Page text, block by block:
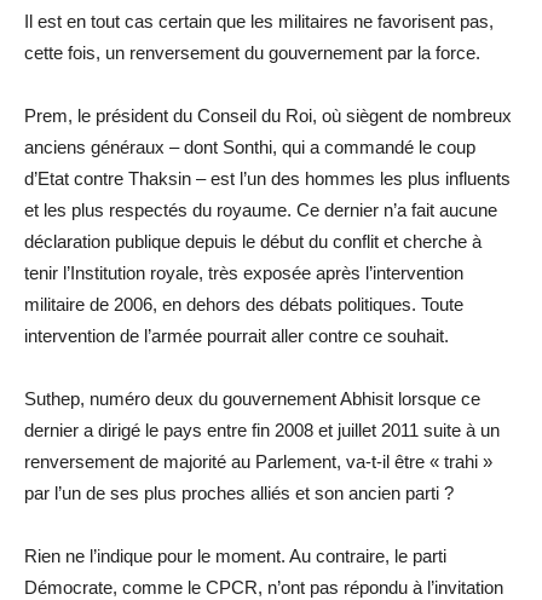
Il est en tout cas certain que les militaires ne favorisent pas,
cette fois, un renversement du gouvernement par la force.
Prem, le président du Conseil du Roi, où siègent de nombreux
anciens généraux – dont Sonthi, qui a commandé le coup
d’Etat contre Thaksin – est l’un des hommes les plus influents
et les plus respectés du royaume. Ce dernier n’a fait aucune
déclaration publique depuis le début du conflit et cherche à
tenir l’Institution royale, très exposée après l’intervention
militaire de 2006, en dehors des débats politiques. Toute
intervention de l’armée pourrait aller contre ce souhait.
Suthep, numéro deux du gouvernement Abhisit lorsque ce
dernier a dirigé le pays entre fin 2008 et juillet 2011 suite à un
renversement de majorité au Parlement, va-t-il être « trahi »
par l’un de ses plus proches alliés et son ancien parti ?
Rien ne l’indique pour le moment. Au contraire, le parti
Démocrate, comme le CPCR, n’ont pas répondu à l’invitation